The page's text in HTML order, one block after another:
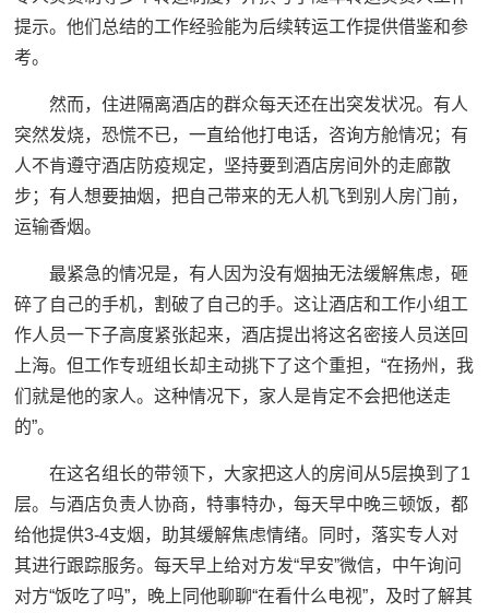
提示。他们总结的工作经验能为后续转运工作提供借鉴和参
考。
然而，住进隔离酒店的群众每天还在出突发状况。有人
突然发烧，恐慌不已，一直给他打电话，咨询方舱情况；有
人不肯遵守酒店防疫规定，坚持要到酒店房间外的走廊散
步；有人想要抽烟，把自己带来的无人机飞到别人房门前，
运输香烟。
最紧急的情况是，有人因为没有烟抽无法缓解焦虑，砸
碎了自己的手机，割破了自己的手。这让酒店和工作小组工
作人员一下子高度紧张起来，酒店提出将这名密接人员送回
上海。但工作专班组长却主动挑下了这个重担，“在扬州，我
们就是他的家人。这种情况下，家人是肯定不会把他送走
的”。
在这名组长的带领下，大家把这人的房间从5层换到了1
层。与酒店负责人协商，特事特办，每天早中晚三顿饭，都
给他提供3-4支烟，助其缓解焦虑情绪。同时，落实专人对
其进行跟踪服务。每天早上给对方发“早安”微信，中午询问
对方“饭吃了吗”，晚上同他聊聊“在看什么电视”，及时了解其